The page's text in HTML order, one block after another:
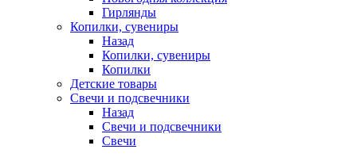
Гирлянды
Копилки, сувениры
Назад
Копилки, сувениры
Копилки
Детские товары
Свечи и подсвечники
Назад
Свечи и подсвечники
Свечи